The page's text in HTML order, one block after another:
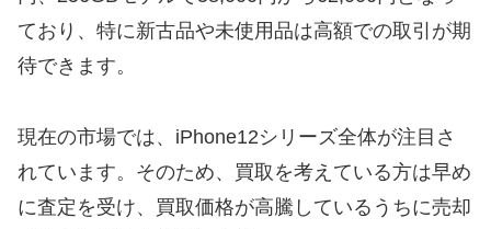
ており、特に新古品や未使用品は高額での取引が期
待できます。
現在の市場では、iPhone12シリーズ全体が注目さ
れています。そのため、買取を考えている方は早め
に査定を受け、買取価格が高騰しているうちに売却